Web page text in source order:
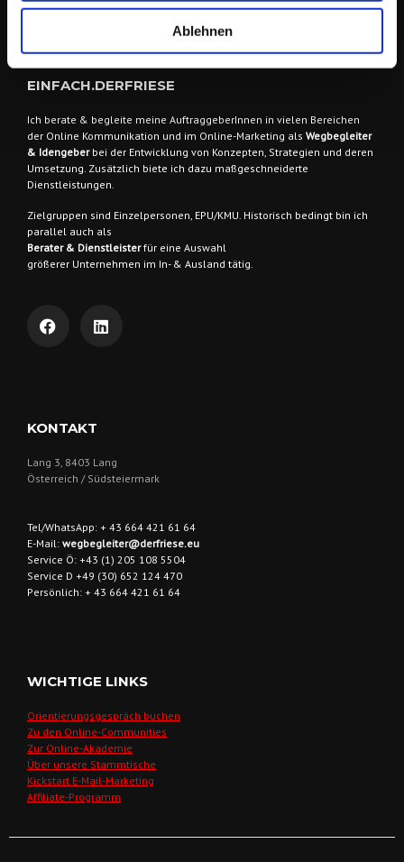
Ablehnen
EINFACH.DERFRIESE
Ich berate & begleite meine AuftraggeberInnen in vielen Bereichen
der Online Kommunikation und im Online-Marketing als Wegbegleiter
& Idengeber bei der Entwicklung von Konzepten, Strategien und deren
Umsetzung. Zusätzlich biete ich dazu maßgeschneiderte
Dienstleistungen.
Zielgruppen sind Einzelpersonen, EPU/KMU. Historisch bedingt bin ich
parallel auch als
Berater & Dienstleisterfür eine Auswahl
größerer Unternehmen im In- & Ausland tätig.
KONTAKT
Lang 3, 8403 Lang
Österreich / Südsteiermark
Tel/WhatsApp: + 43 664 421 61 64
E-Mail: wegbegleiter@derfriese.eu
Service Ö: +43 (1) 205 108 5504
Service D +49 (30) 652 124 470
Persönlich: + 43 664 421 61 64
WICHTIGE LINKS
Orientierungsgespräch buchen
Zu den Online-Communities
Zur Online-Akademie
Über unsere Stammtische
Kickstart E-Mail-Marketing
Affiliate-Programm